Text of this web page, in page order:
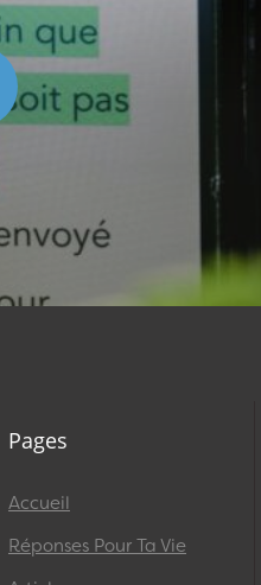
Pages
Accueil
Réponses Pour Ta Vie